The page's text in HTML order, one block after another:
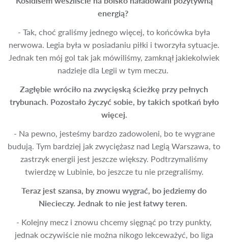
energią?
- Tak, choć graliśmy jednego więcej, to końcówka była
nerwowa. Legia była w posiadaniu piłki i tworzyła sytuacje.
Jednak ten mój gol tak jak mówiliśmy, zamknął jakiekolwiek
nadzieje dla Legii w tym meczu.
Zagłębie wróciło na zwycięską ścieżkę przy pełnych
trybunach. Pozostało życzyć sobie, by takich spotkań było
więcej.
- Na pewno, jesteśmy bardzo zadowoleni, bo te wygrane
budują. Tym bardziej jak zwyciężasz nad Legią Warszawa, to
zastrzyk energii jest jeszcze większy. Podtrzymaliśmy
twierdzę w Lubinie, bo jeszcze tu nie przegraliśmy.
Teraz jest szansa, by znowu wygrać, bo jedziemy do
Niecieczy. Jednak to nie jest łatwy teren.
- Kolejny mecz i znowu chcemy sięgnąć po trzy punkty,
jednak oczywiście nie można nikogo lekceważyć, bo liga